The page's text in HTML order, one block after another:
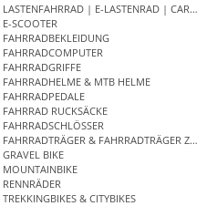
LASTENFAHRRAD | E-LASTENRAD |
E-SCOOTER
FAHRRADBEKLEIDUNG
FAHRRADCOMPUTER
FAHRRADGRIFFE
FAHRRADHELME & MTB HELME
FAHRRADPEDALE
FAHRRAD RUCKSÄCKE
FAHRRADSCHLÖSSER
FAHRRADTRÄGER & FAHRRADTRÄGER
GRAVEL BIKE
MOUNTAINBIKE
RENNRÄDER
TREKKINGBIKES & CITYBIKES